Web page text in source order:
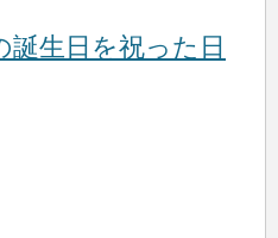
誕生日を祝った日